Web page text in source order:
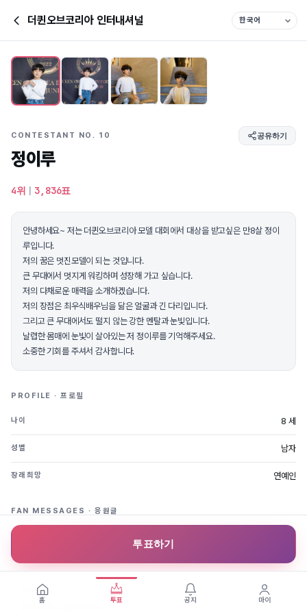
더퀸오브코리아 인터내셔널
CONTESTANT NO. 10 공유하기
정이루
4위 | 3,836표
안녕하세요~ 저는 더퀸오브코리아 모델 대회에서 대상을 받고싶은 만8살 정이
루입니다.
저의 꿈은 멋진모델이 되는 것입니다.
큰 무대에서 멋지게 워킹하며 성장해 가고 싶습니다.
저의 다채로운 매력을 소개하겠습니다.
저의 장점은 최우식배우님을 닮은 얼굴과 긴 다리입니다.
그리고 큰 무대에서도 떨지 않는 강한 멘탈과 눈빛입니다.
날렵한 몸매에 눈빛이 살아있는 저 정이루를 기억해주세요.
소중한 기회를 주셔서 감사합니다.
PROFILE · 프로필
나이 8 세
성별 남자
장래희망 연예인
FAN MESSAGES · 응원글
2022.11.05
정 이루 최고 짱 멋지네요
투표하기
홈 투표 공지 마이